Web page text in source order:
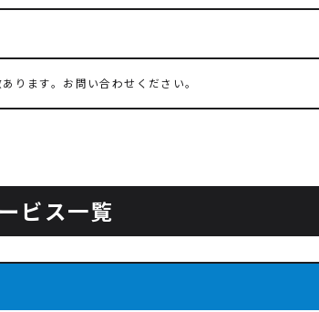
ります。お問い合わせください。
ビス一覧